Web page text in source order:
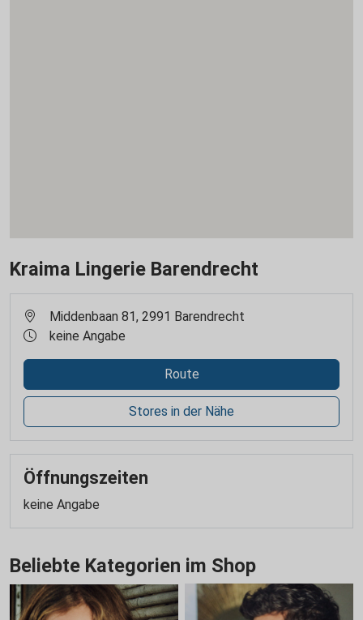
Kraima Lingerie Barendrecht
Middenbaan 81, 2991 Barendrecht
keine Angabe
Route
Stores in der Nähe
Öffnungszeiten
keine Angabe
Beliebte Kategorien im Shop